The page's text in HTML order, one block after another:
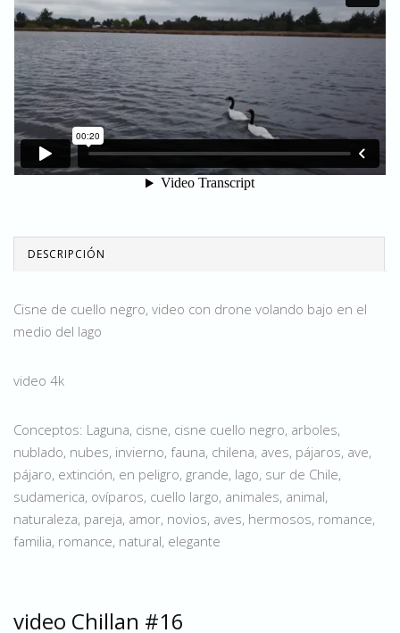
DESCRIPCIÓN
Cisne de cuello negro, video con drone volando bajo en el
medio del lago
video 4k
Conceptos: Laguna, cisne, cisne cuello negro, arboles,
nublado, nubes, invierno, fauna, chilena, aves, pájaros, ave,
pájaro, extinción, en peligro, grande, lago, sur de Chile,
sudamerica, ovíparos, cuello largo, animales, animal,
naturaleza, pareja, amor, novios, aves, hermosos, romance,
familia, romance, natural, elegante
video Chillan #16